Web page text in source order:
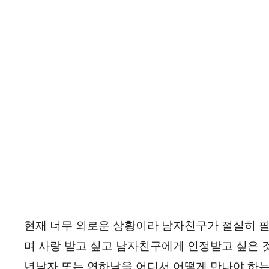
현재 너무 외로운 상황이라 남자친구가 절실히
며 사랑 받고 싶고 남자친구에게 인정받고 싶은
년남자 또는 연하남을 어디서 어떻게 만나야 하